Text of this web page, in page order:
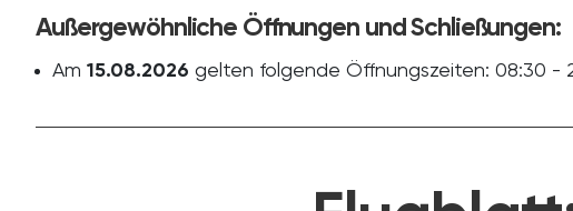
Außergewöhnliche Öffnungen und Schließungen:
Am 15.08.2026 gelten folgende Öffnungszeiten: 08:30 -